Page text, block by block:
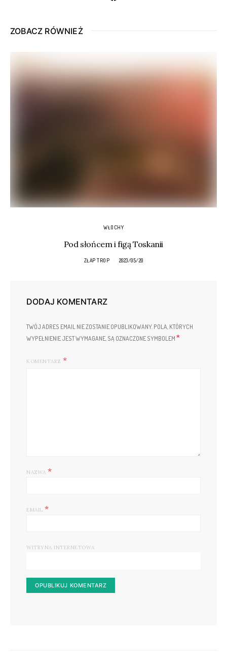
ZOBACZ RÓWNIEŻ
WŁOCHY
Pod słońcem i figą Toskanii
ZŁAP TROP 2023/05/20
DODAJ KOMENTARZ
TWÓJ ADRES EMAIL NIE ZOSTANIE OPUBLIKOWANY. POLA, KTÓRYCH
WYPEŁNIENIE JEST WYMAGANE, SĄ OZNACZONE SYMBOLEM *
KOMENTARZ
NAZWA *
EMAIL *
WITRYNA INTERNETOWA